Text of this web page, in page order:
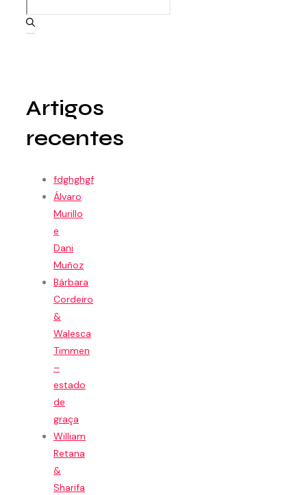
Artigos
recentes
fdghghgf
Álvaro
Murillo
e
Dani
Muñoz
Bárbara
Cordeiro
&
Walesca
Timmen
–
estado
de
graça
William
Retana
&
Sharifa